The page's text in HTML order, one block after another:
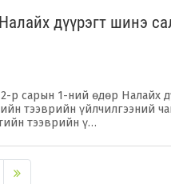
дүүрэгт шинэ
р сарын 1-ний өдөр Налайх
тээврийн үйлчилгээний
тээврийн ү…